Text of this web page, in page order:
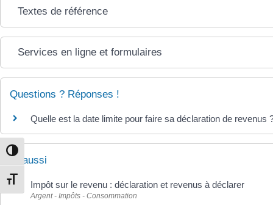
Passer en contraste élevé
Changer la taille de la police
Textes de référence
Services en ligne et formulaires
Questions ? Réponses !
Quelle est la date limite pour faire sa déclaration de revenus
Et aussi
Impôt sur le revenu : déclaration et revenus à déclarer
Argent - Impôts - Consommation